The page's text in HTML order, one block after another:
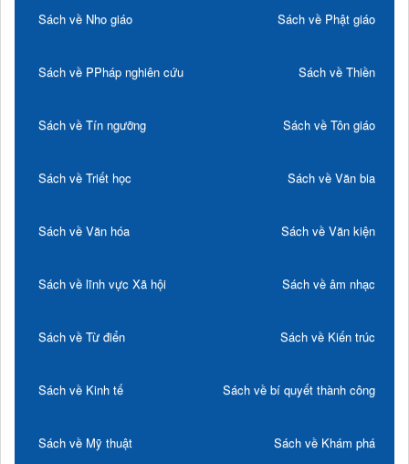
Sách về Nho giáo Sách về Phật giáo
Sách về PPháp nghiên cứu Sách về Thiền
Sách về Tín ngưỡng Sách về Tôn giáo
Sách về Triết học Sách về Văn bia
Sách về Văn hóa Sách về Văn kiện
Sách về lĩnh vực Xã hội Sách về âm nhạc
Sách về Từ điển Sách về Kiến trúc
Sách về Kinh tế Sách về bí quyết thành công
Sách về Mỹ thuật Sách về Khám phá